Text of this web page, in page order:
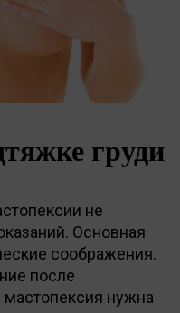
груди
не
Основная
соображения.
после
нужна